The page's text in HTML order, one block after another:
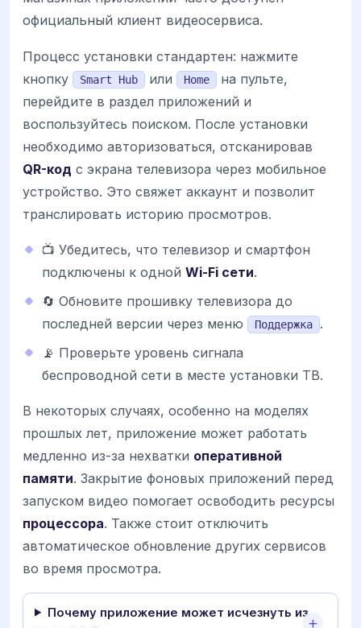
официальный клиент видеосервиса.
Процесс установки стандартен: нажмите
кнопку
Smart Hub или Home
на пульте,
перейдите в раздел приложений и
воспользуйтесь поиском. После установки
необходимо авторизоваться, отсканировав
QR-код с экрана телевизора через мобильное
устройство. Это свяжет аккаунт и позволит
транслировать историю просмотров.
📺 Убедитесь, что телевизор и смартфон
подключены к одной Wi-Fi сети.
🔄 Обновите прошивку телевизора до
последней версии через меню
Поддержка
.
📡 Проверьте уровень сигнала
беспроводной сети в месте установки ТВ.
В некоторых случаях, особенно на моделях
прошлых лет, приложение может работать
медленно из-за нехватки оперативной
памяти. Закрытие фоновых приложений перед
запуском видео помогает освободить ресурсы
процессора. Также стоит отключить
автоматическое обновление других сервисов
во время просмотра.
Почему приложение может исчезнуть из